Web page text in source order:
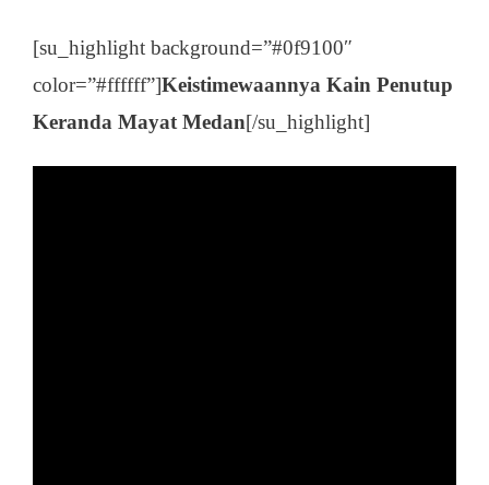
[su_highlight background=”#0f9100″
color=”#ffffff”]Keistimewaannya Kain Penutup
Keranda Mayat Medan[/su_highlight]